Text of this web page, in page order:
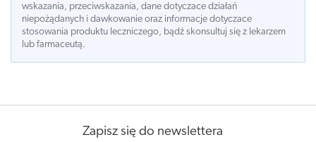
wskazania, przeciwskazania, dane dotyczace działań
niepożądanych i dawkowanie oraz informacje dotyczace
stosowania produktu leczniczego, bądź skonsultuj się z lekarzem
lub farmaceutą.
Zapisz się do newslettera